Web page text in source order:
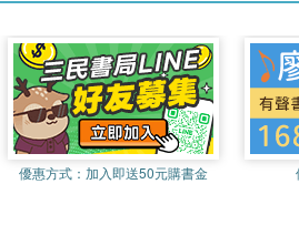
優惠方式： 加入即送50元購書金